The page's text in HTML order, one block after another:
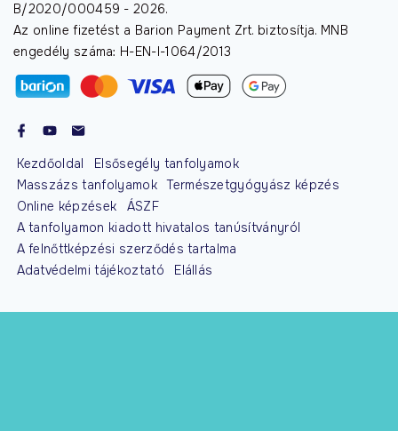
B/2020/000459 -2026.
Az online fizetést a Barion Payment Zrt. biztosítja. MNB
engedély száma: H-EN-I-1064/2013
Kezdőoldal
Elsősegély tanfolyamok
Masszázs tanfolyamok
Természetgyógyász képzés
Online képzések
ÁSZF
A tanfolyamon kiadott hivatalos tanúsítványról
A felnőttképzési szerződés tartalma
Adatvédelmi tájékoztató
Elállás